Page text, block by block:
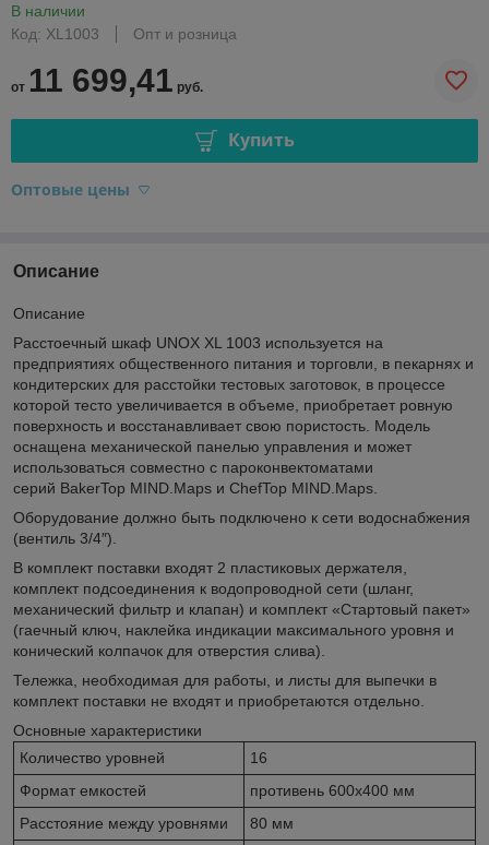
В наличии
Код: XL1003
Опт и розница
от 11 699,41 руб.
Купить
Оптовые цены
Описание
Описание
Расстоечный шкаф UNOX XL 1003 используется на
предприятиях общественного питания и торговли, в пекарнях и
кондитерских для расстойки тестовых заготовок, в процессе
которой тесто увеличивается в объеме, приобретает ровную
поверхность и восстанавливает свою пористость. Модель
оснащена механической панелью управления и может
использоваться совместно с пароконвектоматами
серий BakerTop MIND.Maps и ChefTop MIND.Maps.
Оборудование должно быть подключено к сети водоснабжения
(вентиль 3/4″).
В комплект поставки входят 2 пластиковых держателя,
комплект подсоединения к водопроводной сети (шланг,
механический фильтр и клапан) и комплект «Стартовый пакет»
(гаечный ключ, наклейка индикации максимального уровня и
конический колпачок для отверстия слива).
Тележка, необходимая для работы, и листы для выпечки в
комплект поставки не входят и приобретаются отдельно.
Основные характеристики
Количество уровней
16
Формат емкостей
противень 600х400 мм
Расстояние между уровнями
80 мм